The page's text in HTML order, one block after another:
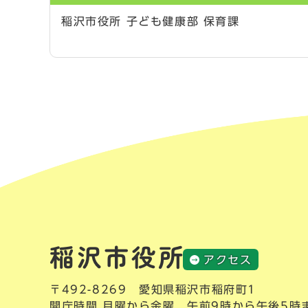
稲沢市役所 子ども健康部 保育課
アクセス
〒492-8269 愛知県稲沢市稲府町1
開庁時間 月曜から金曜 午前9時から午後5時